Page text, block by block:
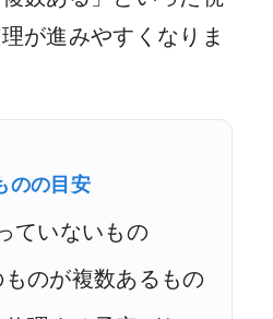
が進みやすくなりま
のの目安
ていないもの
のが複数あるもの